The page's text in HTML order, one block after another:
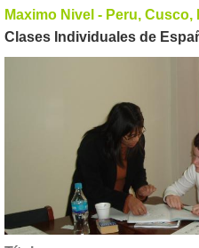
EXPLORAR
€
Idioma
Maximo Nivel - Peru, Cusco,
Clases Individuales de